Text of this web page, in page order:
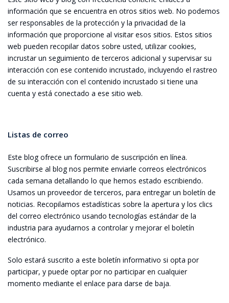
información que se encuentra en otros sitios web. No podemos
ser responsables de la protección y la privacidad de la
información que proporcione al visitar esos sitios. Estos sitios
web pueden recopilar datos sobre usted, utilizar cookies,
incrustar un seguimiento de terceros adicional y supervisar su
interacción con ese contenido incrustado, incluyendo el rastreo
de su interacción con el contenido incrustado si tiene una
cuenta y está conectado a ese sitio web.
Listas de correo
Este blog ofrece un formulario de suscripción en línea.
Suscribirse al blog nos permite enviarle correos electrónicos
cada semana detallando lo que hemos estado escribiendo.
Usamos un proveedor de terceros, para entregar un boletín de
noticias. Recopilamos estadísticas sobre la apertura y los clics
del correo electrónico usando tecnologías estándar de la
industria para ayudarnos a controlar y mejorar el boletín
electrónico.
Solo estará suscrito a este boletín informativo si opta por
participar, y puede optar por no participar en cualquier
momento mediante el enlace para darse de baja.